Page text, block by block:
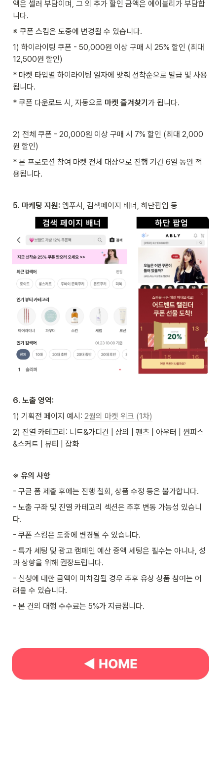
액은 셀러 부담이며, 그 외 추가 할인 금액은 에이블리가 부담합
니다.
※ 쿠폰 스킴은 도중에 변경될 수 있습니다.
1) 하이라이팅 쿠폰 - 50,000원 이상 구매 시 25% 할인 (최대
12,500원 할인)
* 마켓 타입별 하이라이팅 일자에 맞춰 선착순으로 발급 및 사용
됩니다.
* 쿠폰 다운로드 시, 자동으로 마켓 즐겨찾기 가 됩니다.
2) 전체 쿠폰 - 20,000원 이상 구매 시 7% 할인 (최대 2,000
원 할인)
* 본 프로모션 참여 마켓 전체 대상으로 진행 기간 6일 동안 적
용됩니다.
5. 마케팅 지원: 앱푸시, 검색페이지 배너, 하단팝업 등
6. 노출 영역:
1) 기획전 페이지 예시: 2월의 마켓 위크 (1차)
2) 진열 카테고리: 니트&가디건 | 상의 | 팬츠 | 아우터 | 원피스
&스커트 | 뷰티 | 잡화
※ 유의 사항
- 구글 폼 제출 후에는 진행 철회, 상품 수정 등은 불가합니다.
- 노출 구좌 및 진열 카테고리 섹션은 추후 변동 가능성 있습니
다.
- 쿠폰 스킴은 도중에 변경될 수 있습니다.
- 특가 세팅 및 광고 캠페인 예산 증액 세팅은 필수는 아니나, 성
과 상향을 위해 권장드립니다.
- 신청에 대한 금액이 미차감될 경우 추후 유상 상품 참여는 어
려울 수 있습니다.
- 본 건의 대행 수수료는 5%가 지급됩니다.